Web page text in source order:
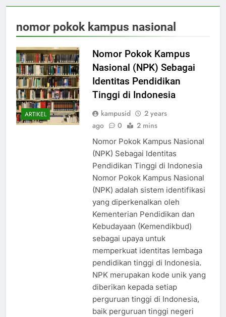
nomor pokok kampus nasional
ARTIKEL
Nomor Pokok Kampus
Nasional (NPK) Sebagai
Identitas Pendidikan
Tinggi di Indonesia
kampusid
2 years
ago
0 2 mins
Nomor Pokok Kampus Nasional
(NPK) Sebagai Identitas
Pendidikan Tinggi di Indonesia
Nomor Pokok Kampus Nasional
(NPK) adalah sistem identifikasi
yang diperkenalkan oleh
Kementerian Pendidikan dan
Kebudayaan (Kemendikbud)
sebagai upaya untuk
memperkuat identitas lembaga
pendidikan tinggi di Indonesia.
NPK merupakan kode unik yang
diberikan kepada setiap
perguruan tinggi di Indonesia,
baik perguruan tinggi negeri